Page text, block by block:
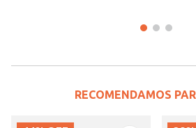
RECOMENDAMOS